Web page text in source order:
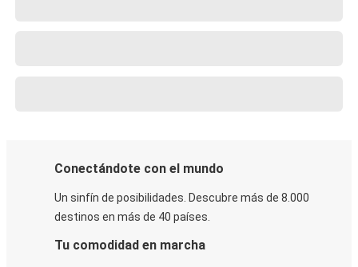
Conectándote con el mundo
Un sinfín de posibilidades. Descubre más de 8.000
destinos en más de 40 países.
Tu comodidad en marcha